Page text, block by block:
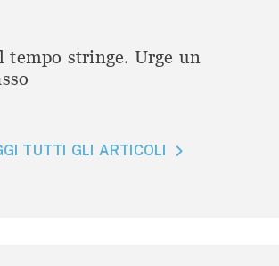
tempo stringe. Urge un
TUTTI GLI ARTICOLI